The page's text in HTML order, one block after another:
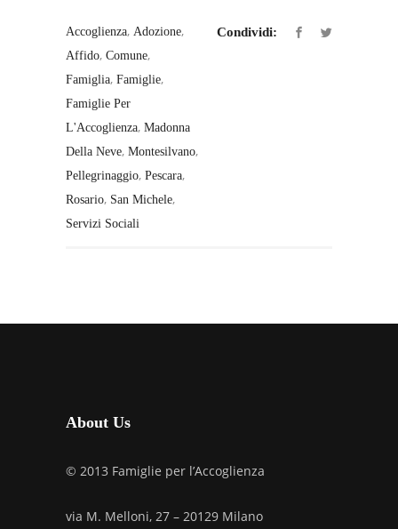
Accoglienza, Adozione,
Affido, Comune,
Famiglia, Famiglie,
Famiglie Per
L'Accoglienza, Madonna
Della Neve, Montesilvano,
Pellegrinaggio, Pescara,
Rosario, San Michele,
Servizi Sociali
Condividi:
About Us
© 2013 Famiglie per l’Accoglienza
via M. Melloni, 27 – 20129 Milano